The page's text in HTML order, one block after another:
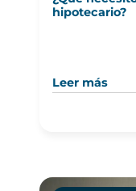
hipotecario?
Leer más